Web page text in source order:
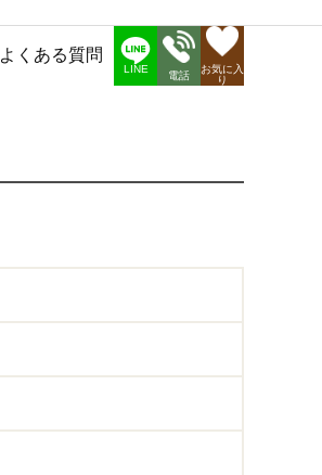
よくある質問
LINE 電話
お気に入
り